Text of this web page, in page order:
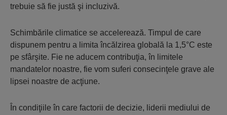
trebuie să fie justă şi incluzivă.
Schimbările climatice se accelerează. Timpul de care
dispunem pentru a limita încălzirea globală la 1,5°C este
pe sfârşite. Fie ne aducem contribuţia, în limitele
mandatelor noastre, fie vom suferi consecinţele grave ale
lipsei noastre de acţiune.
În condiţiile în care factorii de decizie, liderii mediului de